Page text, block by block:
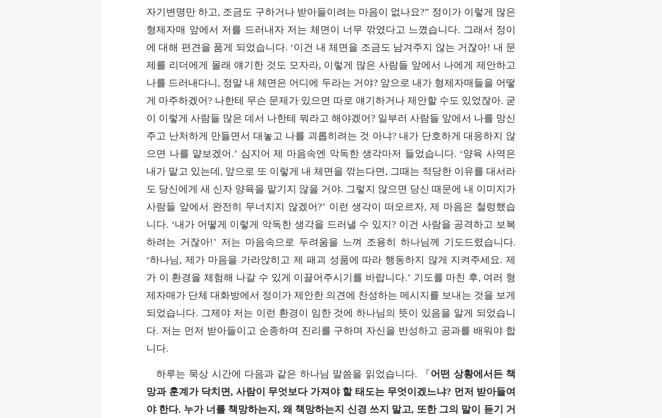
자기변명만 하고, 조금도 구하거나 받아들이려는 마음이 없나요?” 정이가 이렇게 많은
형제자매 앞에서 저를 드러내자 저는 체면이 너무 깎였다고 느꼈습니다. 그래서 정이
에 대해 편견을 품게 되었습니다. ‘이건 내 체면을 조금도 남겨주지 않는 거잖아! 내 문
제를 리더에게 몰래 얘기한 것도 모자라, 이렇게 많은 사람들 앞에서 나에게 제안하고
나를 드러내다니, 정말 내 체면은 어디에 두라는 거야? 앞으로 내가 형제자매들을 어떻
게 마주하겠어? 나한테 무슨 문제가 있으면 따로 얘기하거나 제안할 수도 있었잖아. 굳
이 이렇게 사람들 많은 데서 나한테 뭐라고 해야겠어? 일부러 사람들 앞에서 나를 망신
주고 난처하게 만들면서 대놓고 나를 괴롭히려는 것 아냐? 내가 단호하게 대응하지 않
으면 나를 얕보겠어.’ 심지어 제 마음속엔 악독한 생각마저 들었습니다. ‘양육 사역은
내가 맡고 있는데, 앞으로 또 이렇게 내 체면을 깎는다면, 그때는 적당한 이유를 대서라
도 당신에게 새 신자 양육을 맡기지 않을 거야. 그렇지 않으면 당신 때문에 내 이미지가
사람들 앞에서 완전히 무너지지 않겠어?’ 이런 생각이 떠오르자, 제 마음은 철렁했습
니다. ‘내가 어떻게 이렇게 악독한 생각을 드러낼 수 있지? 이건 사람을 공격하고 보복
하려는 거잖아!’ 저는 마음속으로 두려움을 느껴 조용히 하나님께 기도드렸습니다.
‘하나님, 제가 마음을 가라앉히고 제 패괴 성품에 따라 행동하지 않게 지켜주세요. 제
가 이 환경을 체험해 나갈 수 있게 이끌어주시기를 바랍니다.’ 기도를 마친 후, 여러 형
제자매가 단체 대화방에서 정이가 제안한 의견에 찬성하는 메시지를 보내는 것을 보게
되었습니다. 그제야 저는 이런 환경이 임한 것에 하나님의 뜻이 있음을 알게 되었습니
다. 저는 먼저 받아들이고 순종하며 진리를 구하며 자신을 반성하고 공과를 배워야 합
니다.
하루는 묵상 시간에 다음과 같은 하나님 말씀을 읽었습니다. 『어떤 상황에서든 책
망과 훈계가 닥치면, 사람이 무엇보다 가져야 할 태도는 무엇이겠느냐? 먼저 받아들여
야 한다. 누가 너를 책망하는지, 왜 책망하는지 신경 쓰지 말고, 또한 그의 말이 듣기 거